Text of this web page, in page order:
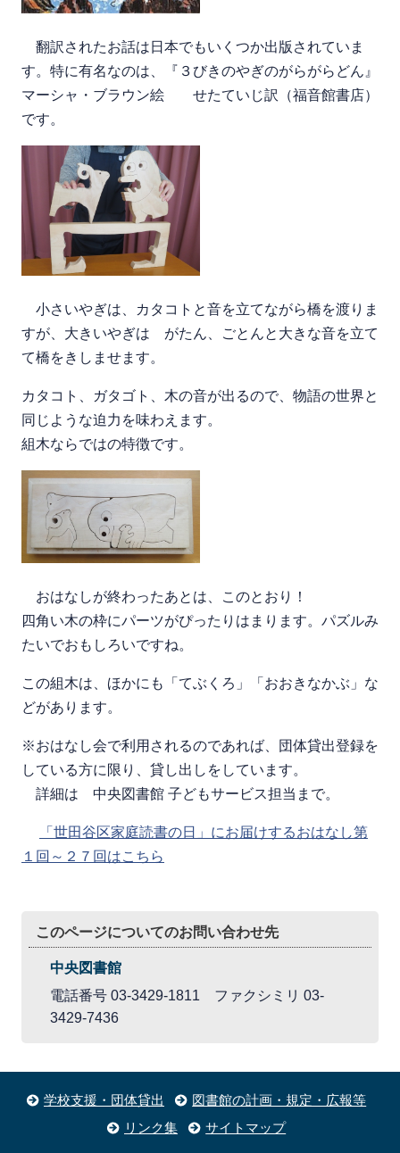
翻訳されたお話は日本でもいくつか出版されていま
す。特に有名なのは、『３びきのやぎのがらがらどん』
マーシャ・ブラウン絵 せたていじ訳（福音館書店）
です。
小さいやぎは、カタコトと音を立てながら橋を渡りま
すが、大きいやぎは がたん、ごとんと大きな音を立て
て橋をきしませます。
カタコト、ガタゴト、木の音が出るので、物語の世界と
同じような迫力を味わえます。
組木ならではの特徴です。
おはなしが終わったあとは、このとおり！
四角い木の枠にパーツがぴったりはまります。パズルみ
たいでおもしろいですね。
この組木は、ほかにも「てぶくろ」「おおきなかぶ」な
どがあります。
※おはなし会で利用されるのであれば、団体貸出登録を
している方に限り、貸し出しをしています。
詳細は 中央図書館 子どもサービス担当まで。
「世田谷区家庭読書の日」にお届けするおはなし第
１回～２７回はこちら
このページについてのお問い合わせ先
中央図書館
電話番号 03-3429-1811 ファクシミリ 03-
3429-7436
学校支援・団体貸出
図書館の計画・規定・広報等
リンク集
サイトマップ